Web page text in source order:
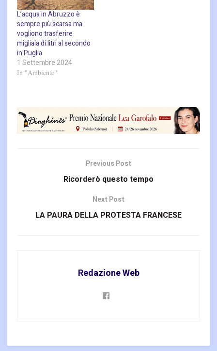
L’acqua in Abruzzo è
sempre più scarsa ma
vogliono trasferire
migliaia di litri al secondo
in Puglia
1 Settembre 2024
In "Ambiente"
Previous Post
Ricorderò questo tempo
Next Post
LA PAURA DELLA PROTESTA FRANCESE
Redazione Web